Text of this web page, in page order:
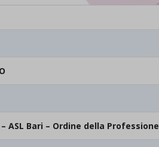
ASL Bari – Ordine della